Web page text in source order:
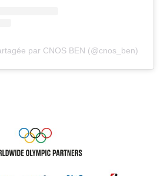
par CNOS BEN (@cnos_ben)